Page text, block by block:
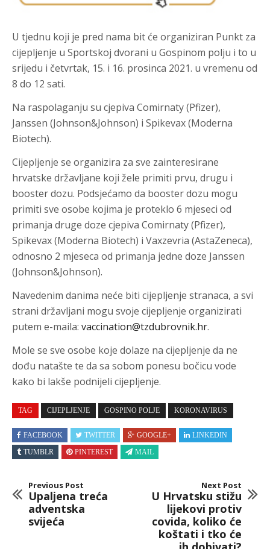
U tjednu koji je pred nama bit će organiziran Punkt za
cijepljenje u Sportskoj dvorani u Gospinom polju i to u
srijedu i četvrtak, 15. i 16. prosinca 2021. u vremenu od
8 do 12 sati.
Na raspolaganju su cjepiva Comirnaty (Pfizer),
Janssen (Johnson&Johnson) i Spikevax (Moderna
Biotech).
Cijepljenje se organizira za sve zainteresirane
hrvatske državljane koji žele primiti prvu, drugu i
booster dozu. Podsjećamo da booster dozu mogu
primiti sve osobe kojima je proteklo 6 mjeseci od
primanja druge doze cjepiva Comirnaty (Pfizer),
Spikevax (Moderna Biotech) i Vaxzevria (AstaZeneca),
odnosno 2 mjeseca od primanja jedne doze Janssen
(Johnson&Johnson).
Navedenim danima neće biti cijepljenje stranaca, a svi
strani državljani mogu svoje cijepljenje organizirati
putem e-maila: vaccination@tzdubrovnik.hr.
Mole se sve osobe koje dolaze na cijepljenje da ne
dođu natašte te da sa sobom ponesu bočicu vode
kako bi lakše podnijeli cijepljenje.
TAG CIJEPLJENJE GOSPINO POLJE KORONAVIRUS
FACEBOOK TWITTER GOOGLE+
LINKEDIN
TUMBLR
PINTEREST MAIL
Previous Post
Upaljena treća
adventska
svijeća
Next Post
U Hrvatsku stižu
lijekovi protiv
covida, koliko će
koštati i tko će